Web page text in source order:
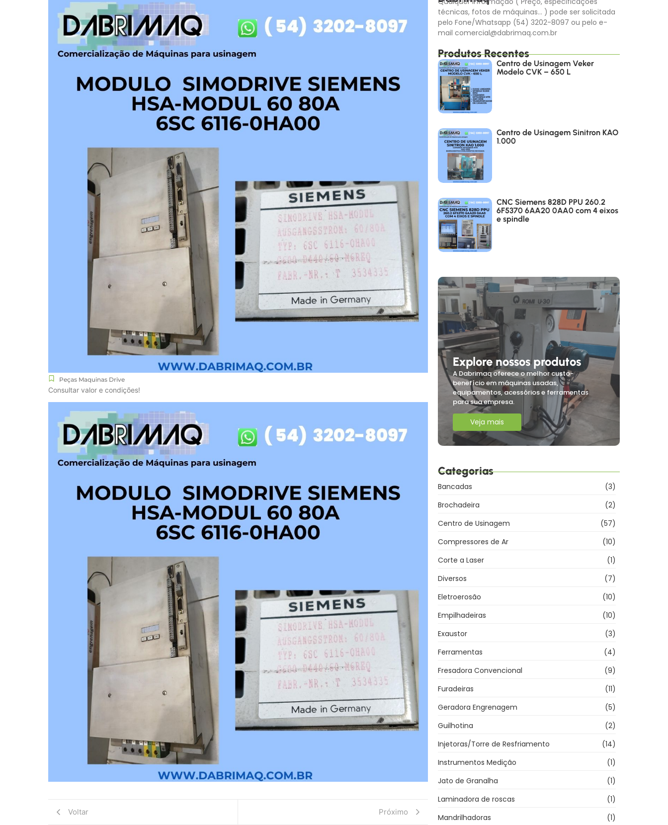
Peças Maquinas Drive
Consultar valor e condições!
Voltar Próximo
técnicas, fotos de máquinas… ) pode ser solicitada
pelo Fone/Whatsapp (54) 3202-8097 ou pelo e-
mail comercial@dabrimaq.com.br
Produtos Recentes
Centro de Usinagem Veker
Modelo CVK – 650 L
Centro de Usinagem Sinitron KAO
1.000
CNC Siemens 828D PPU 260.2
6F5370 6AA20 0AA0 com 4 eixos
e spindle
Explore nossos produtos
A Dabrimaq oferece o melhor custo-
benefício em máquinas usadas,
equipamentos, acessórios e ferramentas
para sua empresa.
Veja mais
Categorias
Bancadas
(3)
Brochadeira
(2)
Centro de Usinagem
(57)
Compressores de Ar
(10)
Corte a Laser
(1)
Diversos
(7)
Eletroerosão
(10)
Empilhadeiras
(10)
Exaustor
(3)
Ferramentas
(4)
Fresadora Convencional
(9)
Furadeiras
(11)
Geradora Engrenagem
(5)
Guilhotina
(2)
Injetoras/Torre de Resfriamento
(14)
Instrumentos Medição
(1)
Jato de Granalha
(1)
Laminadora de roscas
(1)
Mandrilhadoras
(1)